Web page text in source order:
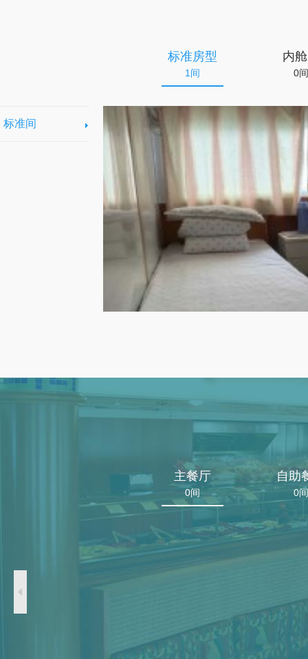
标准房型
1间
内
0间
标准间
主餐厅
0间
自助
0间